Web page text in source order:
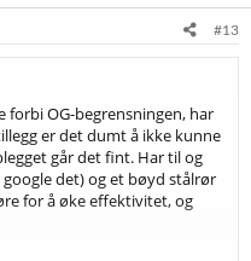
#13
forbi OG-begrensningen, har
er det dumt å ikke kunne
går det fint. Har til og
det) og et bøyd stålrør
for å øke effektivitet, og